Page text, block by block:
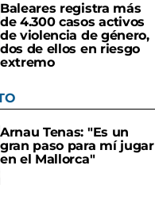
Baleares registra más
de 4.300 casos activos
de violencia de género,
dos de ellos en riesgo
extremo
Arnau Tenas: "Es un
gran paso para mí jugar
en el Mallorca"